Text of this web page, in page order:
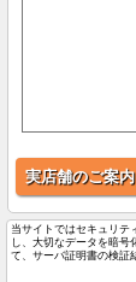
実店舗のご案内
当サイトではセキュリテ
し、大切なデータを暗号
て、サーバ証明書の検証